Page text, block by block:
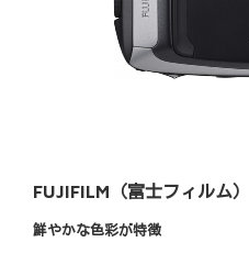
FUJIFILM（富士フィルム）
鮮やかな色彩が特徴